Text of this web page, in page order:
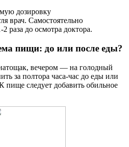
дозировку
врач. Самостоятельно
раза до осмотра доктора.
пищи: до или после еды?
вечером — на голодный
за полтора часа-час до еды или
пище следует добавить обильное